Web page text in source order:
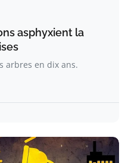
asphyxient la
arbres en dix ans.